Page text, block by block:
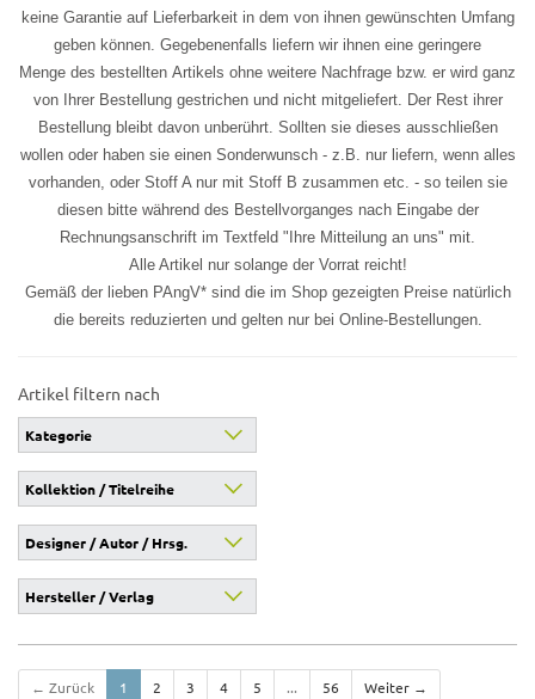
keine Garantie auf Lieferbarkeit in dem von ihnen gewünschten Umfang
geben können. Gegebenenfalls liefern wir ihnen eine geringere
Menge des bestellten Artikels ohne weitere Nachfrage bzw. er wird ganz
von Ihrer Bestellung gestrichen und nicht mitgeliefert. Der Rest ihrer
Bestellung bleibt davon unberührt. Sollten sie dieses ausschließen
wollen oder haben sie einen Sonderwunsch - z.B. nur liefern, wenn alles
vorhanden, oder Stoff A nur mit Stoff B zusammen etc. - so teilen sie
diesen bitte während des Bestellvorganges nach Eingabe der
Rechnungsanschrift im Textfeld "Ihre Mitteilung an uns" mit.
Alle Artikel nur solange der Vorrat reicht!
Gemäß der lieben PAngV* sind die im Shop gezeigten Preise natürlich
die bereits reduzierten und gelten nur bei Online-Bestellungen.
Artikel filtern nach
Kategorie
Designer / Autor / Hrsg.
Hersteller / Verlag
← Zurück 1 2 3 4 5 ... 56 Weiter →